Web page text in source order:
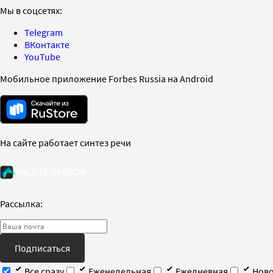
Мы в соцсетях:
Telegram
ВКонтакте
YouTube
Мобильное приложение Forbes Russia на Android
На сайте работает синтез речи
Рассылка:
Подписаться